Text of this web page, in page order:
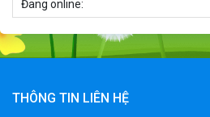
Xe ô tô điện trẻ
2.400.000 ₫
Đang online:
THÔNG TIN LIÊN HỆ